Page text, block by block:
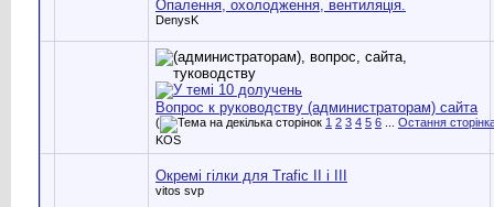
Опалення, охолодження, вентиляція.
DenysK
Вопрос к руководству (администраторам) сайта
( 1 2 3 4 5 6
Остання
KOS
Окремі гілки для Trafic II i III
vitos svp